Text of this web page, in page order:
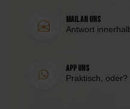
Mail an uns
Antwort
App uns
Praktisch, oder?